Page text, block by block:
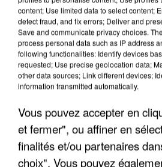
UN SECOND CADRE DE LA
INTERPELLÉ EN ALGÉRIE
content; Use limited data to select content;
detect fraud, and fix errors; Deliver and
Save and communicate privacy choices.
process personal data such as IP address
following functionalities: Identify devices
requested; Use precise geolocation data;
other data sources; Link different devices;
information transmitted automatically.
Vous pouvez accepter en
et fermer", ou affiner en
finalités et/ou partenaires
choix". Vous pouvez